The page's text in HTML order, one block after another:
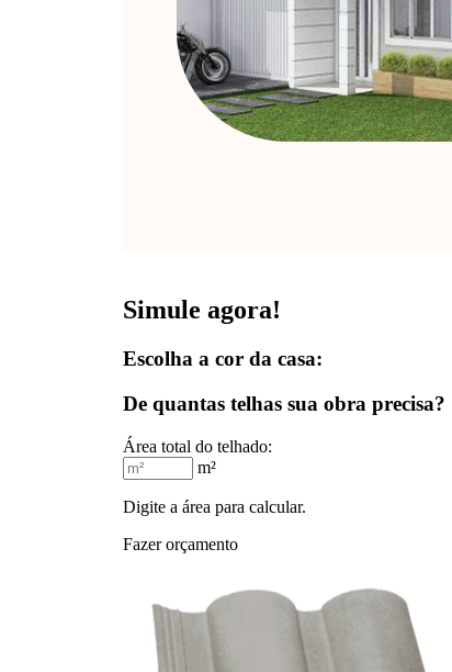
Simule agora!
Escolha a cor da casa:
De quantas telhas sua obra precisa?
Área total do telhado:
m²
Digite a área para calcular.
Fazer orçamento